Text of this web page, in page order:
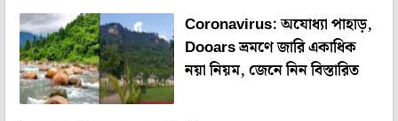
Coronavirus: অযোধ্যা পাহাড়,
Dooars ভ্রমণে জারি একাধিক
নয়া নিয়ম, জেনে নিন বিস্তারিত